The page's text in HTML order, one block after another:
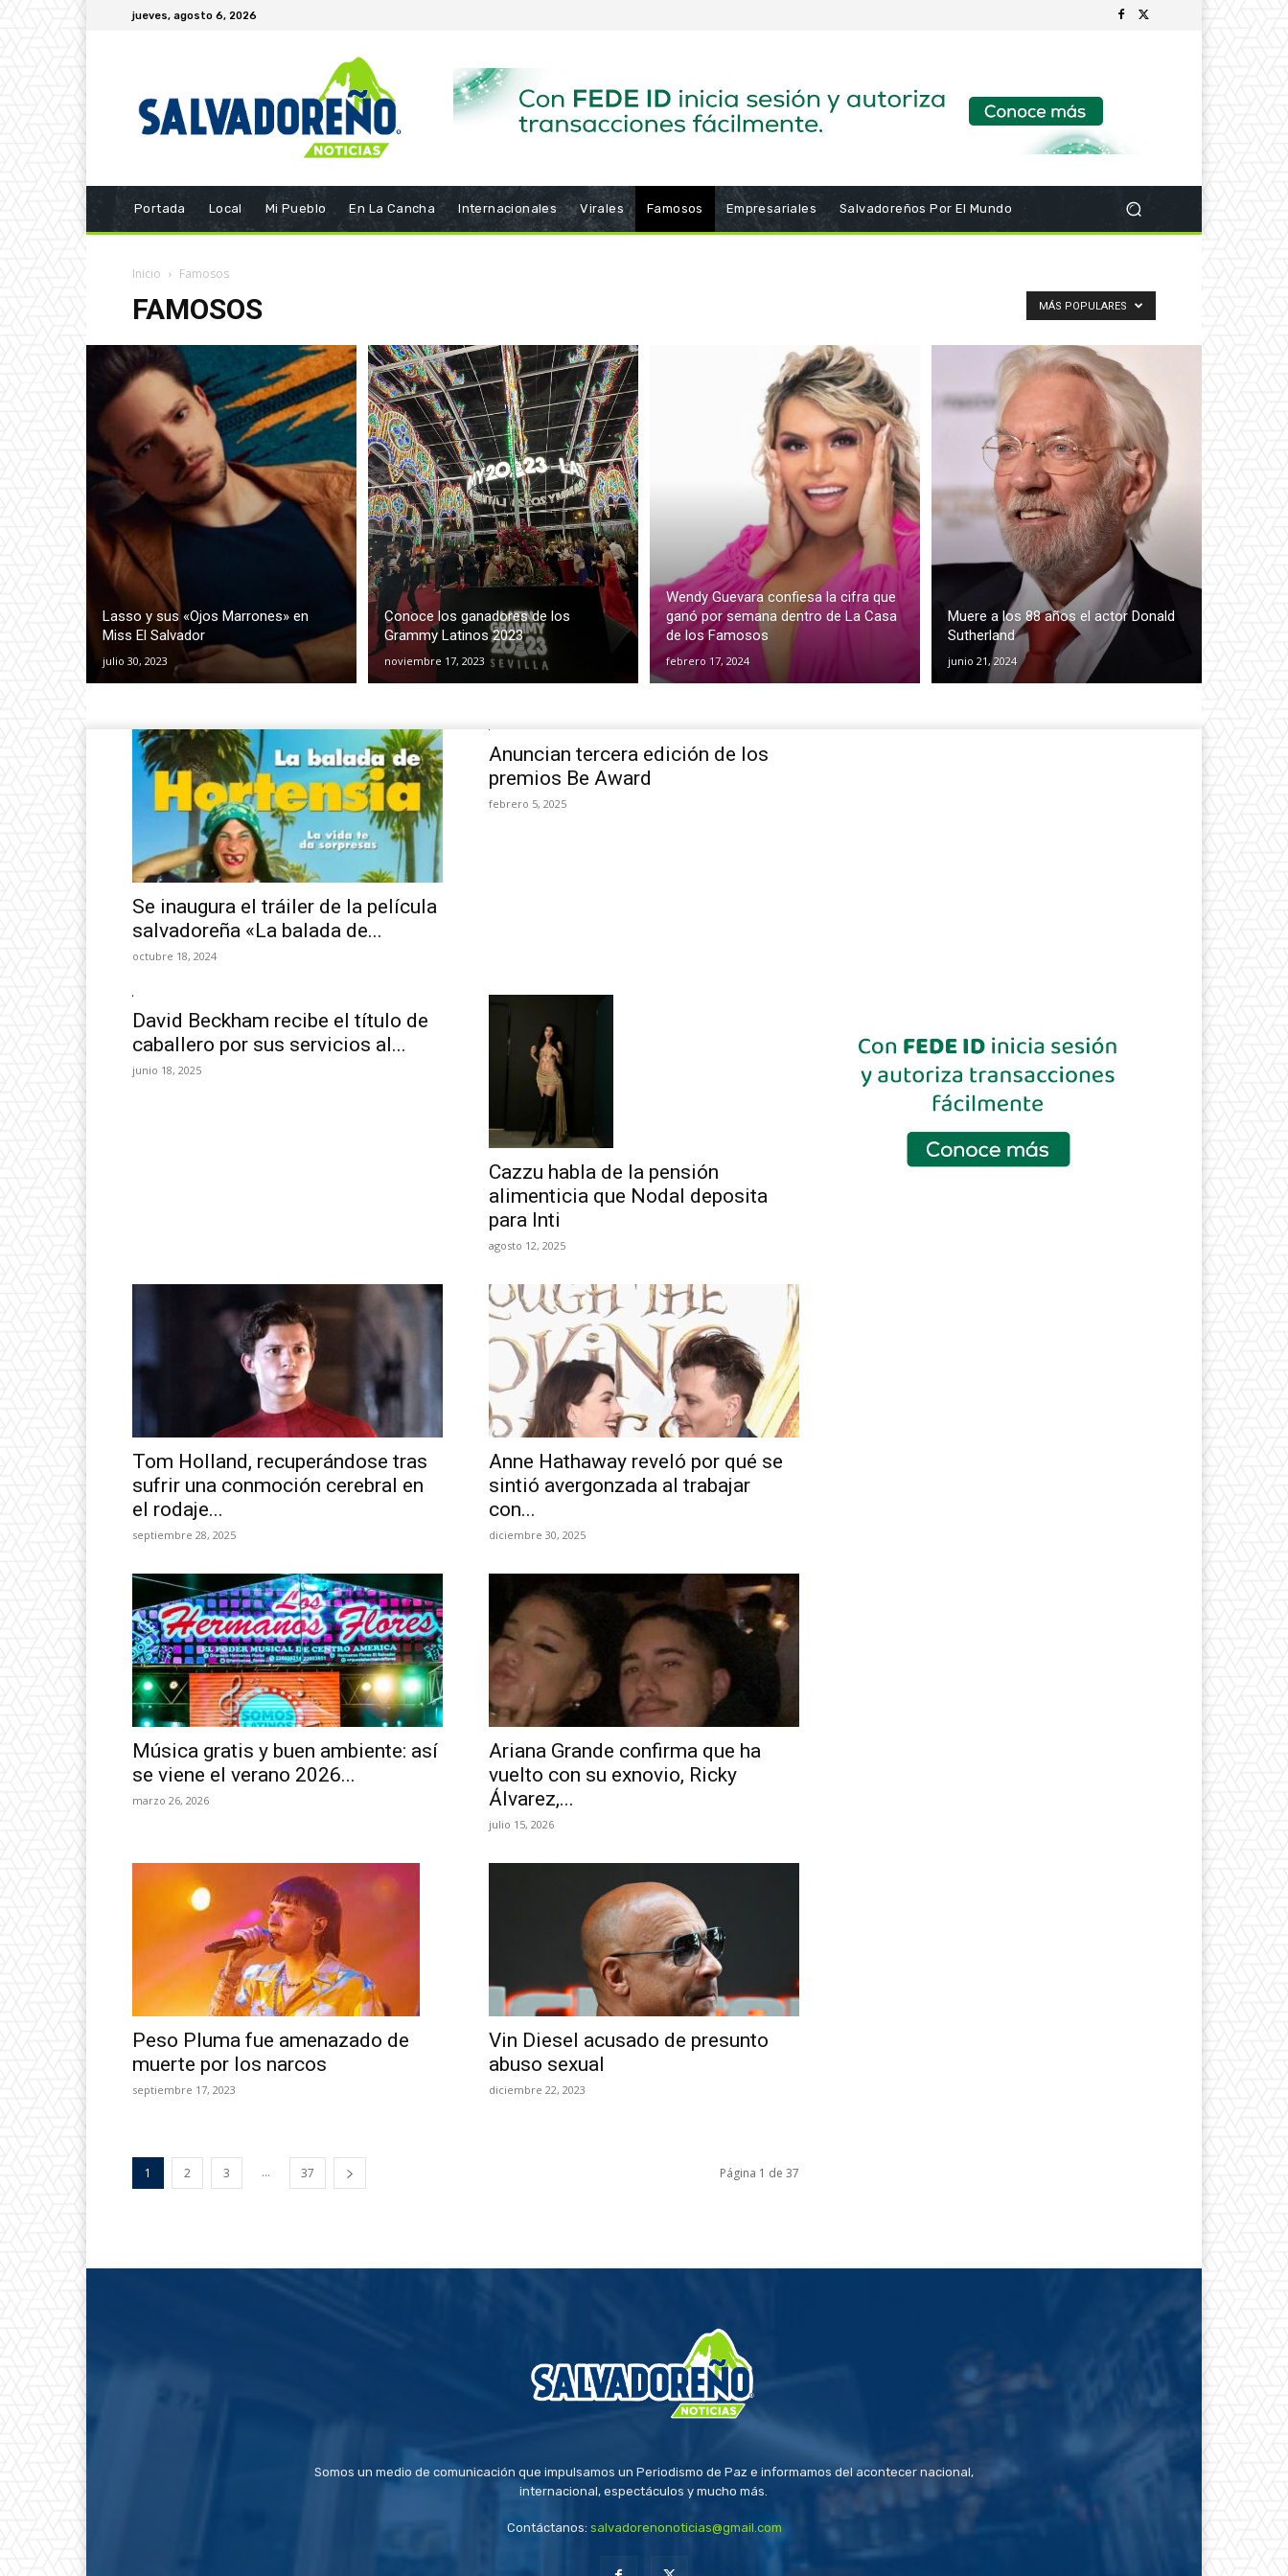
jueves, agosto 6, 2026
Portada Local Mi Pueblo En La Cancha Internacionales Virales Famosos Empresariales Salvadoreños Por El Mundo
Inicio Famosos
FAMOSOS MÁS POPULARES
Lasso y sus «Ojos Marrones» en
Miss El Salvador
julio 30, 2023
Conoce los ganadores de los
Grammy Latinos 2023
noviembre 17, 2023
Wendy Guevara confiesa la cifra que
ganó por semana dentro de La Casa
de los Famosos
febrero 17, 2024
Muere a los 88 años el actor Donald
Sutherland
junio 21, 2024
Se inaugura el tráiler de la película
salvadoreña «La balada de...
octubre 18, 2024
Anuncian tercera edición de los
premios Be Award
febrero 5, 2025
David Beckham recibe el título de
caballero por sus servicios al...
junio 18, 2025
Cazzu habla de la pensión
alimenticia que Nodal deposita
para Inti
agosto 12, 2025
Tom Holland, recuperándose tras
sufrir una conmoción cerebral en
el rodaje...
septiembre 28, 2025
Anne Hathaway reveló por qué se
sintió avergonzada al trabajar
con...
diciembre 30, 2025
Música gratis y buen ambiente: así
se viene el verano 2026...
marzo 26, 2026
Ariana Grande confirma que ha
vuelto con su exnovio, Ricky
Álvarez,...
julio 15, 2026
Peso Pluma fue amenazado de
muerte por los narcos
septiembre 17, 2023
Vin Diesel acusado de presunto
abuso sexual
diciembre 22, 2023
1 2 3 ... 37 Página 1 de 37
Somos un medio de comunicación que impulsamos un Periodismo de Paz e informamos del acontecer nacional,
internacional, espectáculos y mucho más.
Contáctanos: salvadorenonoticias@gmail.com